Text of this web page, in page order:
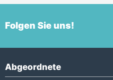
Folgen Sie uns!
Abgeordnete